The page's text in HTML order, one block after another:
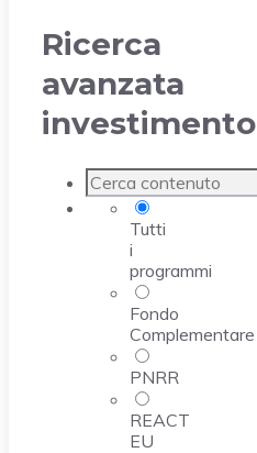
Ricerca
avanzata
investimento
Tutti
i
programmi
Fondo
Complementare
PNRR
REACT
EU